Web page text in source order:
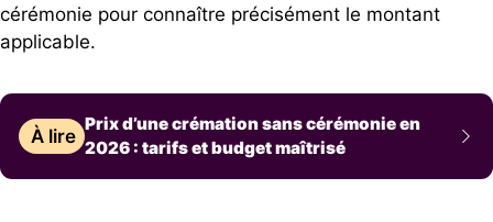
cérémonie pour connaître précisément le montant
applicable.
À lire
Prix d’une crémation sans cérémonie en
2026 : tarifs et budget maîtrisé